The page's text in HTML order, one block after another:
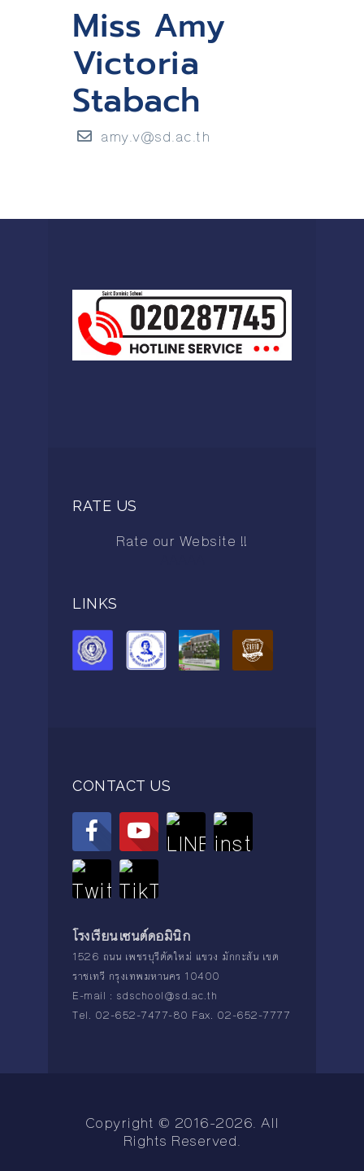
Miss Amy
Victoria
Stabach
amy.v@sd.ac.th
RATE US
Rate our Website !!
LINKS
CONTACT US
โรงเรียนเซนต์ดอมินิก
1526 ถนน เพชรบุรีตัดใหม่ แขวง มักกะสัน เขต
ราชเทวี กรุงเทพมหานคร 10400
E-mail : sdschool@sd.ac.th
Tel. 02-652-7477-80 Fax. 02-652-7777
Copyright © 2016-2026. All
Rights Reserved.